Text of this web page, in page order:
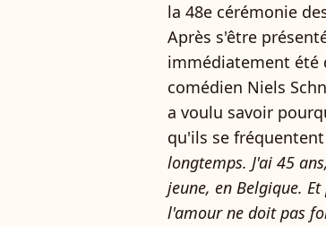
la 48e cérémonie
Après s'être
immédiatement été
comédien Niels
a voulu savoir
qu'ils se
longtemps. J'ai 45
jeune, en Belgique.
l'amour ne doit pas